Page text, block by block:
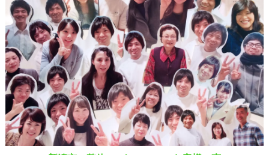
新潟市の整体･Body Dreamのお客様の声